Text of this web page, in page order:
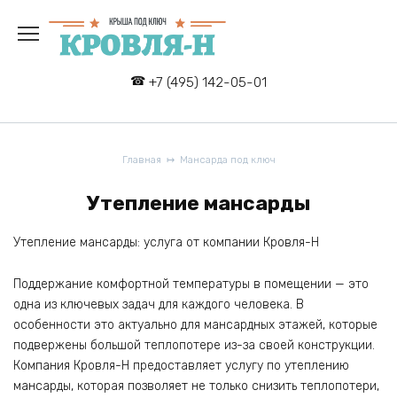
содержанию
+7 (495) 142-05-01
Главная Мансарда под ключ
Утепление мансарды
Утепление мансарды: услуга от компании Кровля-Н
Поддержание комфортной температуры в помещении — это
одна из ключевых задач для каждого человека. В
особенности это актуально для мансардных этажей, которые
подвержены большой теплопотере из-за своей конструкции.
Компания Кровля-Н предоставляет услугу по утеплению
мансарды, которая позволяет не только снизить теплопотери,